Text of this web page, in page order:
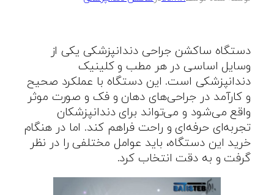
دستگاه ساکشن جراحی دندانپزشکی یکی از
وسایل اساسی در هر مطب و کلینیک
دندانپزشکی است. این دستگاه با عملکرد صحیح
و کارآمد در جراحی‌های دهان و فک و صورت موثر
واقع می‌شود و می‌تواند برای دندانپزشکان
تجربه‌ای حرفه‌ای و راحت فراهم کند. اما در هنگام
خرید این دستگاه، باید عوامل مختلفی را در نظر
گرفت و به دقت انتخاب کرد.